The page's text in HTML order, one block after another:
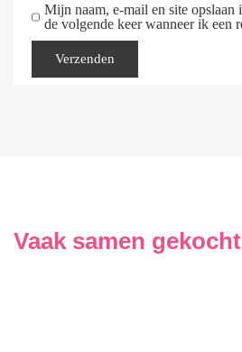
Mijn naam, e-mail en site opslaan
de volgende keer wanneer ik een
Vaak samen gekocht